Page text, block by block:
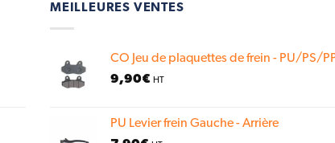
MEILLEURES VENTES
CO Jeu de plaquettes de frein - PU/PS/
9,90€ HT
PU Levier frein Gauche - Arrière